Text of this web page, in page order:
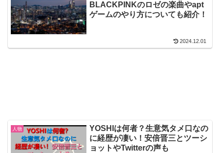
BLACKPINKのロゼの楽曲やapt
ゲームのやり方についても紹介！
2024.12.01
人物
YOSHIは何者？生意気タメ口なの
に経歴が凄い！安倍晋三とツーシ
ョットやTwitterの声も